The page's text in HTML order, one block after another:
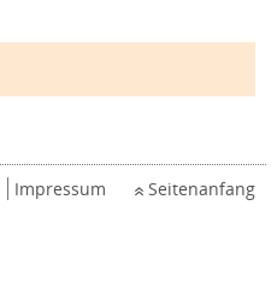
Impressum Seitenanfang